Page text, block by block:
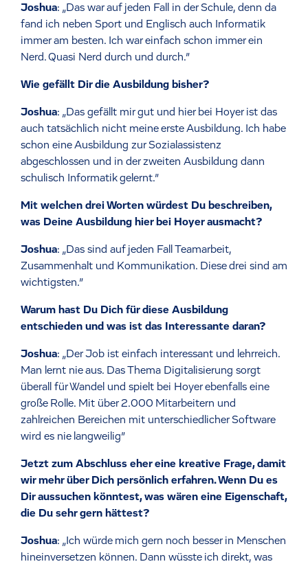
Joshua: „Das war auf jeden Fall in der Schule, denn da
fand ich neben Sport und Englisch auch Informatik
immer am besten. Ich war einfach schon immer ein
Nerd. Quasi Nerd durch und durch.”
Wie gefällt Dir die Ausbildung bisher?
Joshua: „Das gefällt mir gut und hier bei Hoyer ist das
auch tatsächlich nicht meine erste Ausbildung. Ich habe
schon eine Ausbildung zur Sozialassistenz
abgeschlossen und in der zweiten Ausbildung dann
schulisch Informatik gelernt.”
Mit welchen drei Worten würdest Du beschreiben,
was Deine Ausbildung hier bei Hoyer ausmacht?
Joshua: „Das sind auf jeden Fall Teamarbeit,
Zusammenhalt und Kommunikation. Diese drei sind am
wichtigsten.”
Warum hast Du Dich für diese Ausbildung
entschieden und was ist das Interessante daran?
Joshua: „Der Job ist einfach interessant und lehrreich.
Man lernt nie aus. Das Thema Digitalisierung sorgt
überall für Wandel und spielt bei Hoyer ebenfalls eine
große Rolle. Mit über 2.000 Mitarbeitern und
zahlreichen Bereichen mit unterschiedlicher Software
wird es nie langweilig”
Jetzt zum Abschluss eher eine kreative Frage, damit
wir mehr über Dich persönlich erfahren. Wenn Du es
Dir aussuchen könntest, was wären eine Eigenschaft,
die Du sehr gern hättest?
Joshua: „Ich würde mich gern noch besser in Menschen
hineinversetzen können. Dann wüsste ich direkt, was